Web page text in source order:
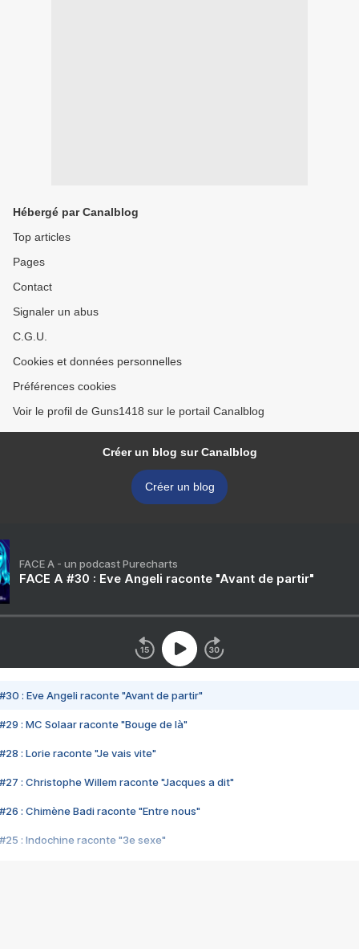
Hébergé par Canalblog
Top articles
Pages
Contact
Signaler un abus
C.G.U.
Cookies et données personnelles
Préférences cookies
Voir le profil de Guns1418 sur le portail Canalblog
Créer un blog sur Canalblog
Créer un blog
FACE A - un podcast Purecharts
FACE A #30 : Eve Angeli raconte "Avant de partir"
#30 : Eve Angeli raconte "Avant de partir"
#29 : MC Solaar raconte "Bouge de là"
#28 : Lorie raconte "Je vais vite"
#27 : Christophe Willem raconte "Jacques a dit"
#26 : Chimène Badi raconte "Entre nous"
#25 : Indochine raconte "3e sexe"